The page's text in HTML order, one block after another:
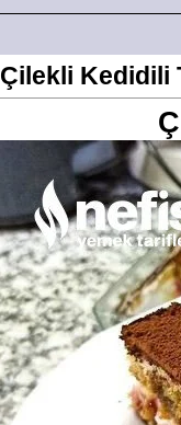
Çilekli Kedidili